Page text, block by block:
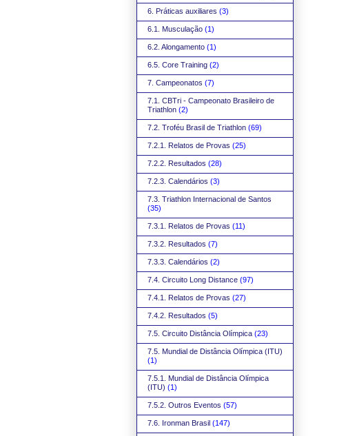
6. Práticas auxiliares (3)
6.1. Musculação (1)
6.2. Alongamento (1)
6.5. Core Training (2)
7. Campeonatos (7)
7.1. CBTri - Campeonato Brasileiro de
Triathlon (2)
7.2. Troféu Brasil de Triathlon (69)
7.2.1. Relatos de Provas (25)
7.2.2. Resultados (28)
7.2.3. Calendários (3)
7.3. Triathlon Internacional de Santos
(35)
7.3.1. Relatos de Provas (11)
7.3.2. Resultados (7)
7.3.3. Calendários (2)
7.4. Circuito Long Distance (97)
7.4.1. Relatos de Provas (27)
7.4.2. Resultados (5)
7.5. Circuito Distância Olímpica (23)
7.5. Mundial de Distância Olímpica (ITU)
(1)
7.5.1. Mundial de Distância Olímpica
(ITU) (1)
7.5.2. Outros Eventos (57)
7.6. Ironman Brasil (147)